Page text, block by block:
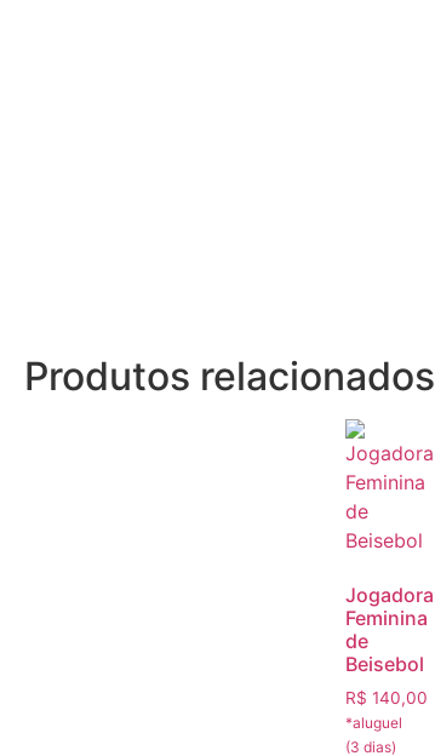
Produtos relacionados
Jogadora
Feminina
de
Beisebol
R$ 140,00